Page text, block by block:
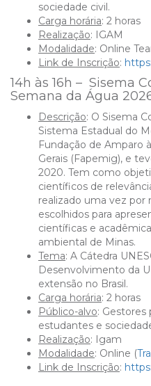
sociedade civil.
Carga horária: 2 horas
Realização: IGAM
Modalidade: Online
Link de Inscrição:
14h às 16h – Sisema
Semana da Água
Descrição: O Sisema
Sistema Estadual do
Fundação de Amparo
Gerais (Fapemig), e
2020. Tem como
científicos de
realizado uma vez por
escolhidos para
científicas e
ambiental de Minas.
Tema: A Cátedra
Desenvolvimento da
extensão no Brasil.
Carga horária: 2 horas
Público-alvo: Gestores
estudantes e
Realização: Igam
Modalidade: Online (
Link de Inscrição: